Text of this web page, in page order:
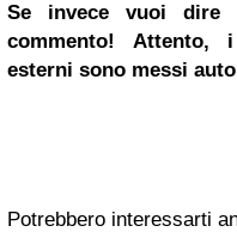
Se invece vuoi dire
commento! Attento,
esterni sono messi
Potrebbero interessarti